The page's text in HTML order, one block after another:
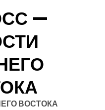
—
ВОСТОКА